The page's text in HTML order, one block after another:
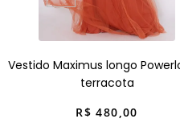
Vestido Maximus longo
terracota
R$ 480,00